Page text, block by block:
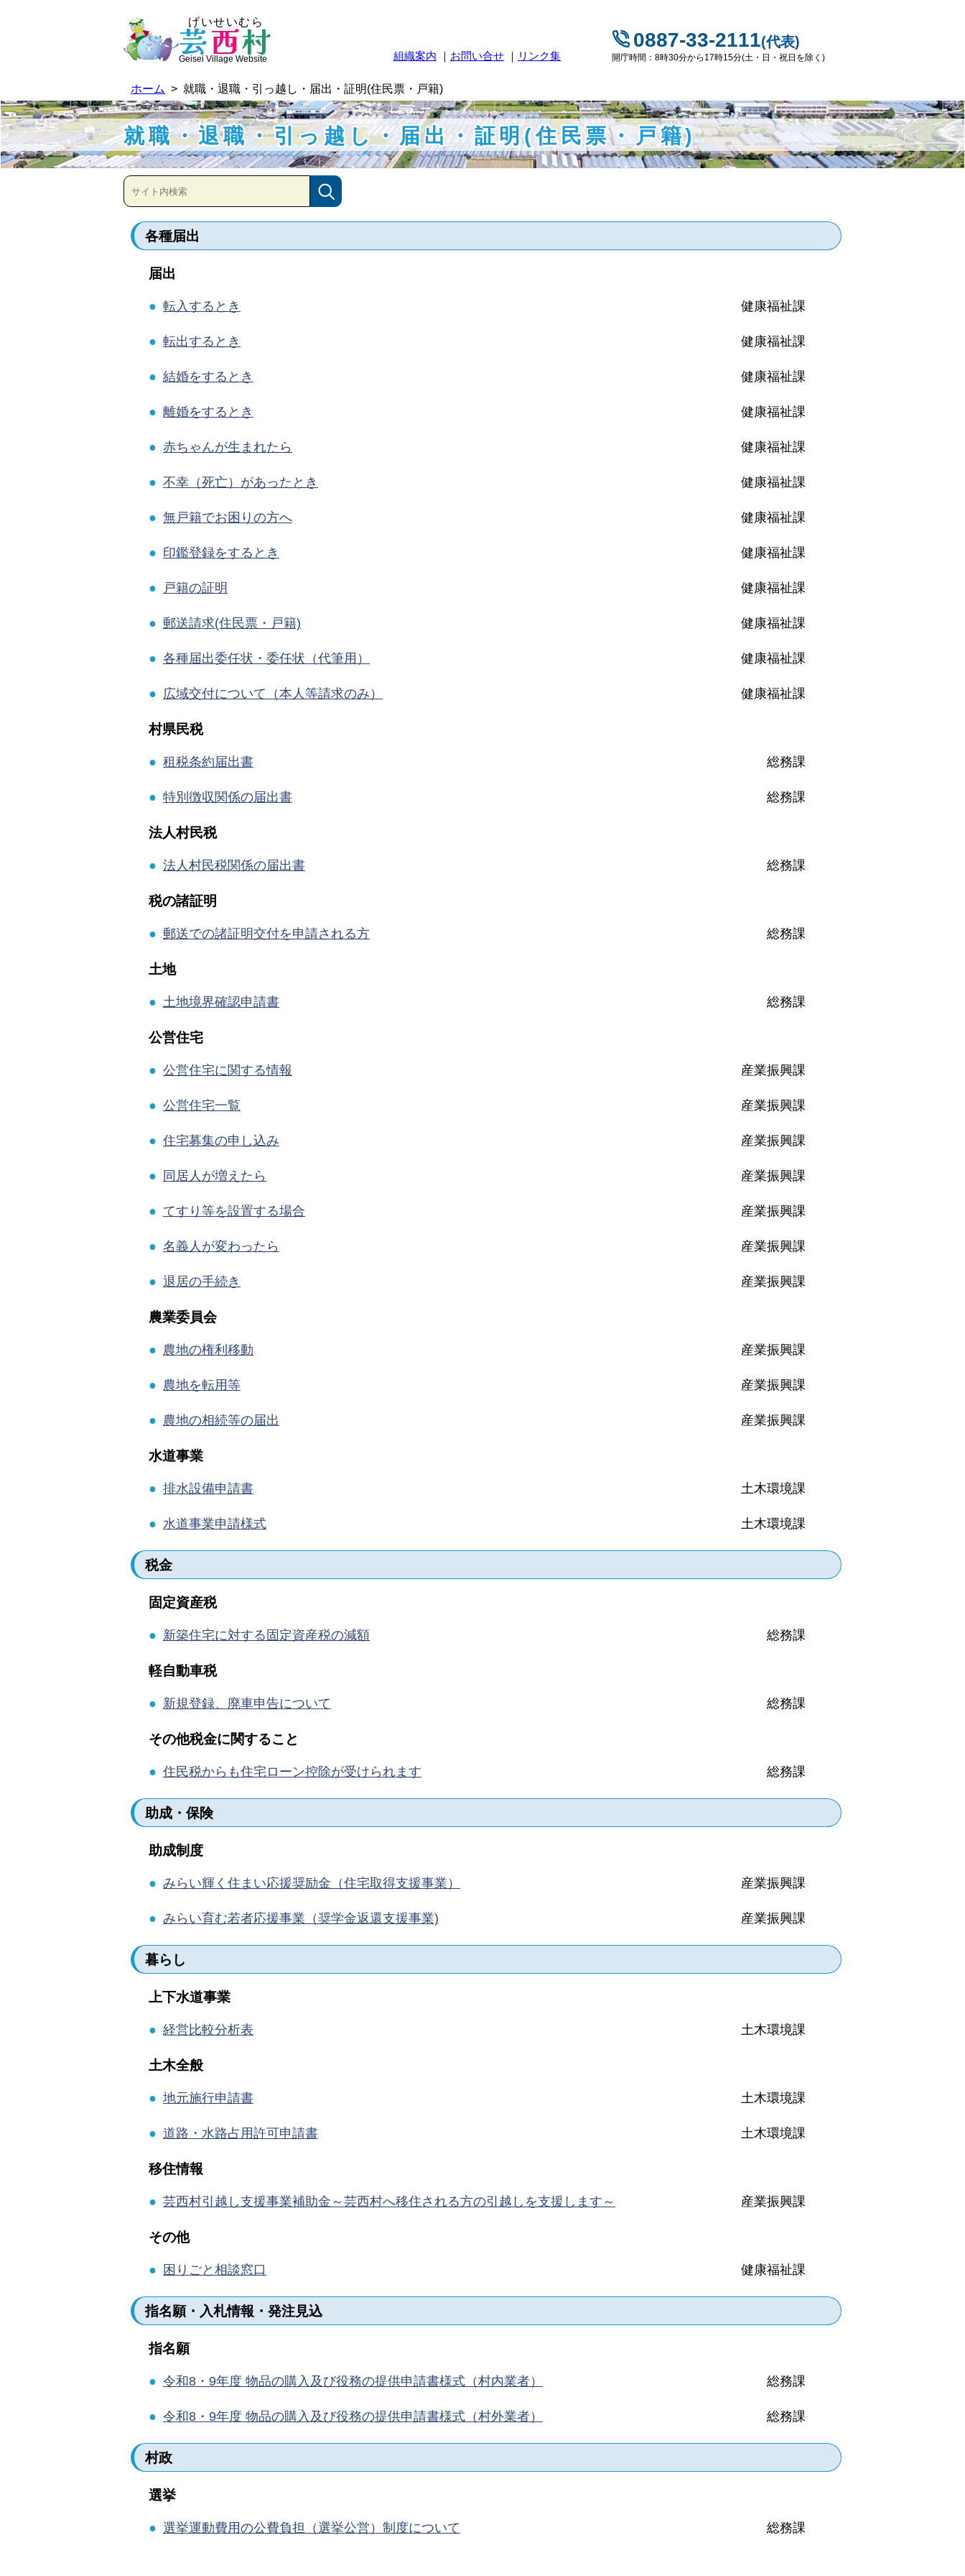
げいせいむら
芸西村
Geisei Village Website 組織案内 お問い合せ リンク集
0887-33-2111(代表)
開庁時間：8時30分から17時15分(土・日・祝日を除く)
ホーム > 就職・退職・引っ越し・届出・証明(住民票・戸籍)
就職・退職・引っ越し・届出・証明(住民票・戸籍)
各種届出
届出
● 転入するとき 健康福祉課
● 転出するとき 健康福祉課
● 結婚をするとき 健康福祉課
● 離婚をするとき 健康福祉課
● 赤ちゃんが生まれたら 健康福祉課
● 不幸（死亡）があったとき 健康福祉課
● 無戸籍でお困りの方へ 健康福祉課
● 印鑑登録をするとき 健康福祉課
● 戸籍の証明 健康福祉課
● 郵送請求(住民票・戸籍) 健康福祉課
● 各種届出委任状・委任状（代筆用） 健康福祉課
● 広域交付について（本人等請求のみ） 健康福祉課
村県民税
● 租税条約届出書 総務課
● 特別徴収関係の届出書 総務課
法人村民税
● 法人村民税関係の届出書 総務課
税の諸証明
● 郵送での諸証明交付を申請される方 総務課
土地
● 土地境界確認申請書 総務課
公営住宅
● 公営住宅に関する情報 産業振興課
● 公営住宅一覧 産業振興課
● 住宅募集の申し込み 産業振興課
● 同居人が増えたら 産業振興課
● てすり等を設置する場合 産業振興課
● 名義人が変わったら 産業振興課
● 退居の手続き 産業振興課
農業委員会
● 農地の権利移動 産業振興課
● 農地を転用等 産業振興課
● 農地の相続等の届出 産業振興課
水道事業
● 排水設備申請書 土木環境課
● 水道事業申請様式 土木環境課
税金
固定資産税
● 新築住宅に対する固定資産税の減額 総務課
軽自動車税
● 新規登録、廃車申告について 総務課
その他税金に関すること
● 住民税からも住宅ローン控除が受けられます 総務課
助成・保険
助成制度
● みらい輝く住まい応援奨励金（住宅取得支援事業） 産業振興課
● みらい育む若者応援事業（奨学金返還支援事業) 産業振興課
暮らし
上下水道事業
● 経営比較分析表 土木環境課
土木全般
● 地元施行申請書 土木環境課
● 道路・水路占用許可申請書 土木環境課
移住情報
● 芸西村引越し支援事業補助金～芸西村へ移住される方の引越しを支援します～ 産業振興課
その他
● 困りごと相談窓口 健康福祉課
指名願・入札情報・発注見込
指名願
● 令和8・9年度 物品の購入及び役務の提供申請書様式（村内業者） 総務課
● 令和8・9年度 物品の購入及び役務の提供申請書様式（村外業者） 総務課
村政
選挙
● 選挙運動費用の公費負担（選挙公営）制度について 総務課